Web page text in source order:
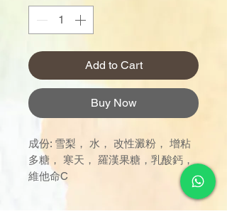
Add to Cart
Buy Now
成份: 雪梨， 水， 改性澱粉， 增粘
多糖， 寒天， 羅漢果糖，乳酸鈣，
維他命C